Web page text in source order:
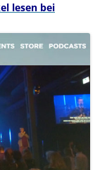
lesen bei